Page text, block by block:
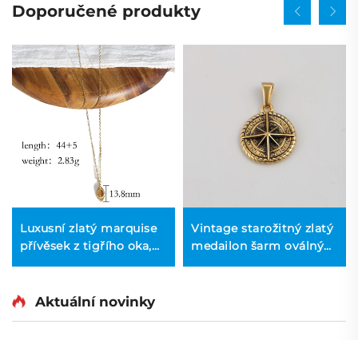
Doporučené produkty
Luxusní zlatý marquise
přívěsek z tigřího oka,
jemný náhrdelník s
Vintage starožitný zlatý
medailon šarm oválný
kompas pendent pro
Aktuální novinky